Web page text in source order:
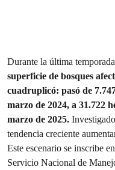
Durante la última
superficie de bosques
cuadruplicó: pasó de
marzo de 2024, a 31.722
marzo de 2025.
tendencia creciente
Este escenario se inscribe
Servicio Nacional de